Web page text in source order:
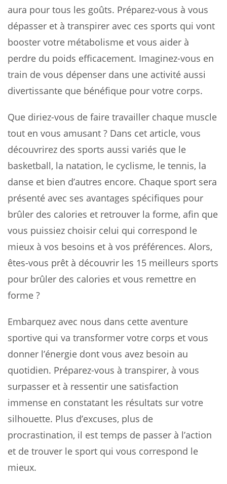
aura pour tous les goûts. Préparez-vous à vous
dépasser et à transpirer avec ces sports qui vont
booster votre métabolisme et vous aider à
perdre du poids efficacement. Imaginez-vous en
train de vous dépenser dans une activité aussi
divertissante que bénéfique pour votre corps.
Que diriez-vous de faire travailler chaque muscle
tout en vous amusant ? Dans cet article, vous
découvrirez des sports aussi variés que le
basketball, la natation, le cyclisme, le tennis, la
danse et bien d’autres encore. Chaque sport sera
présenté avec ses avantages spécifiques pour
brûler des calories et retrouver la forme, afin que
vous puissiez choisir celui qui correspond le
mieux à vos besoins et à vos préférences. Alors,
êtes-vous prêt à découvrir les 15 meilleurs sports
pour brûler des calories et vous remettre en
forme ?
Embarquez avec nous dans cette aventure
sportive qui va transformer votre corps et vous
donner l’énergie dont vous avez besoin au
quotidien. Préparez-vous à transpirer, à vous
surpasser et à ressentir une satisfaction
immense en constatant les résultats sur votre
silhouette. Plus d’excuses, plus de
procrastination, il est temps de passer à l’action
et de trouver le sport qui vous correspond le
mieux.